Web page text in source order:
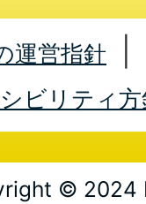
運営指針
ビリティ方
© 2024